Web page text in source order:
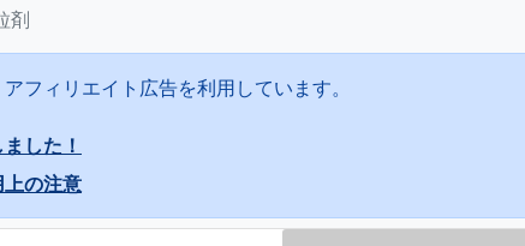
剤
フィリエイト広告を利用しています。
した！
の注意